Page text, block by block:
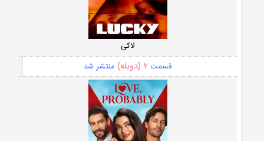
لاکی
قسمت ۲ (دوبله) منتشر شد